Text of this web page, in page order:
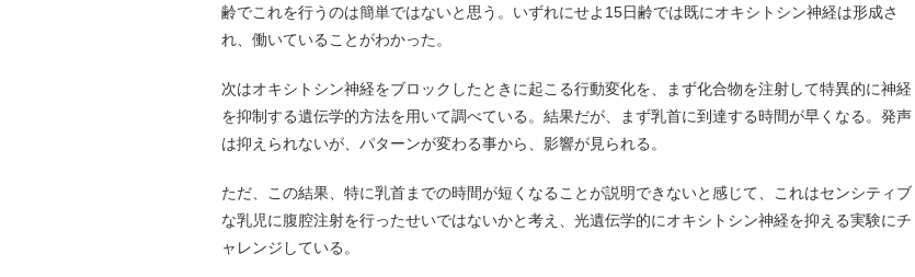
齢でこれを行うのは簡単ではないと思う。いずれにせよ15日齢では既にオキシトシン神経は形成さ
れ、働いていることがわかった。
次はオキシトシン神経をブロックしたときに起こる行動変化を、まず化合物を注射して特異的に神経
を抑制する遺伝学的方法を用いて調べている。結果だが、まず乳首に到達する時間が早くなる。発声
は抑えられないが、パターンが変わる事から、影響が見られる。
ただ、この結果、特に乳首までの時間が短くなることが説明できないと感じて、これはセンシティブ
な乳児に腹腔注射を行ったせいではないかと考え、光遺伝学的にオキシトシン神経を抑える実験にチ
ャレンジしている。